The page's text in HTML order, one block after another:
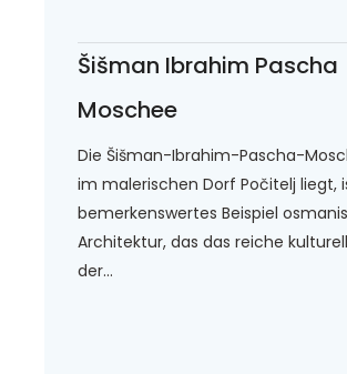
Šišman Ibrahim Pascha
Moschee
Die Šišman-Ibrahim-Pascha-
im malerischen Dorf Počitelj liegt,
bemerkenswertes Beispiel
Architektur, das das reiche
der...